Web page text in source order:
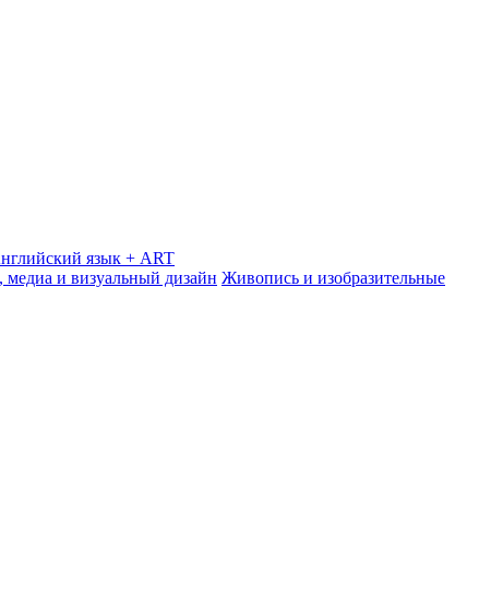
язык + ART
медиа и визуальный дизайн Живопись и изобразительные